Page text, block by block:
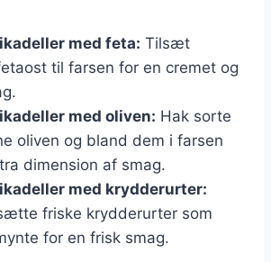
med feta: Tilsæt
til farsen for en cremet og
med oliven: Hak sorte
oliven og bland dem i farsen
dimension af smag.
med krydderurter:
friske krydderurter som
for en frisk smag.